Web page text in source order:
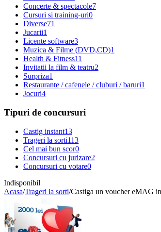
Concerte & spectacole7
Cursuri si training-uri0
Diverse71
Jucarii1
Licente software3
Muzica & Filme (DVD,CD)1
Health & Fitness11
Invitatii la film & teatru2
Surpriza1
Restaurante / cafenele / cluburi / baruri1
Jocuri4
Tipuri de concursuri
Castig instant13
Trageri la sorti113
Cel mai bun scor0
Concursuri cu jurizare2
Concursuri cu votare0
Indisponibil
Acasa/Trageri la sorti/Castiga un voucher eMAG